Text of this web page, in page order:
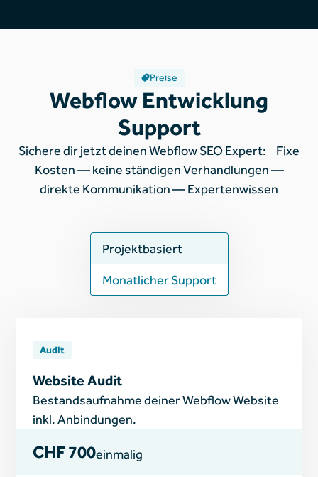
Preise
Webflow Entwicklung
Support
Sichere dir jetzt deinen Webflow SEO Expert: Fixe
Kosten — keine ständigen Verhandlungen —
direkte Kommunikation — Expertenwissen
Projektbasiert
Monatlicher Support
Audit
Website Audit
Bestandsaufnahme deiner Webflow Website
inkl. Anbindungen.
CHF 700einmalig